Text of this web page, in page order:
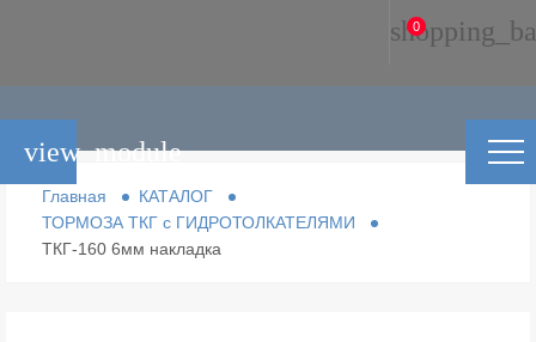
0
Главная
КАТАЛОГ
ТОРМОЗА ТКГ с ГИДРОТОЛКАТЕЛЯМИ
ТКГ-160 6мм накладка
view_module